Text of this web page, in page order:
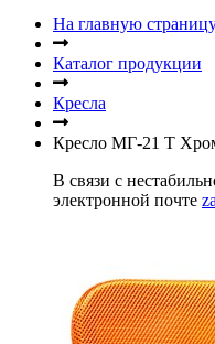
На главную
Каталог продукции
Кресла
Кресло МГ-21 Т
В связи с
электронной почте